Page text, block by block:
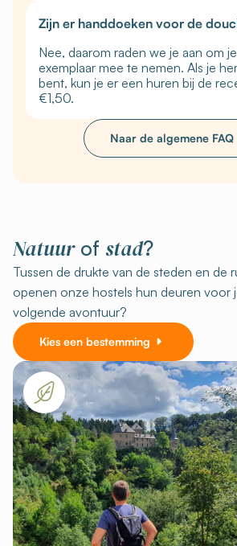
Zijn er handdoeken voor de
Nee, daarom raden we je aan om
exemplaar mee te nemen. Als je
bent, kun je er een huren bij de
€1,50.
Naar de algemene FAQ
Natuurof stad?
Tussen de drukte van de steden en de
openen onze hostels hun deuren voor
volgende avontuur?
Kies een bestemming